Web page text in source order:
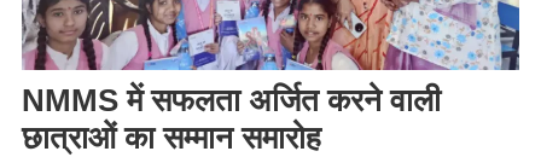
​NMMS में सफलता अर्जित करने वाली
छात्राओं का सम्मान समारोह